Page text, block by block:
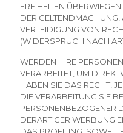
FREIHEITEN
DER
VERTEIDIGUNG VON
(WIDERSPRUCH NACH
WERDEN IHRE
VERARBEITET, UM
HABEN SIE DAS RECHT,
DIE VERARBEITUNG SIE
PERSONENBEZOGENER
DERARTIGER WERBUNG